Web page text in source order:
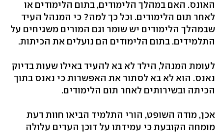
האונס. האם במהלך הלימודים, בתום הלימודים או
לאחר תום הלימודים. וכל כך למה? כי המנהל העיד
שבמהלך הלימודים יש שומר וגם המורים משגיחים על
התלמידים. בתום הלימודים הם נועלים את הכיתות.
לעומת המנהל, הילד לא בא להעיד באילו שעות בדיוק
נאנס. הוא לא בא לסתור את האפשרות כי נאנס בתוך
הכיתה ובשירותים לאחר תום הלימודים.
אכן, מודה השופט, הורי התלמיד הביאו חוות דעת
מומחה הקובעת כי עמידתו על דוכן העדים עלולה